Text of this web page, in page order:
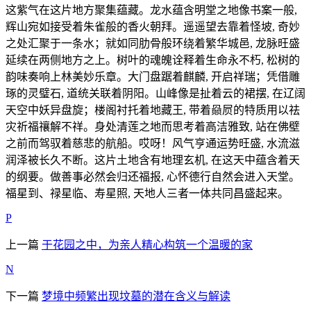
这紫气在这片地方聚集蕴藏。龙水蕴含明堂之地像书案一般,
辉山宛如接受着朱雀般的香火朝拜。遥遥望去靠着怪坡, 奇妙
之处汇聚于一条水；就如同肋骨般环绕着繁华城邑, 龙脉旺盛
延续在两侧地方之上。树叶的魂魄诠释着生命永不朽, 松树的
韵味奏响上林美妙乐章。大门盘踞着麒麟, 开启祥瑞；凭借雕
琢的灵璧石, 道统关联着阴阳。山峰像是扯着云的裙摆, 在辽阔
天空中妖异盘旋；楼阁衬托着地藏王, 带着赑屃的特质用以祛
灾祈福禳解不祥。身处清莲之地而思考着高洁雅致, 站在佛壁
之前而驾驭着慈悲的航船。哎呀！风气亨通运势旺盛, 水流滋
润泽被长久不断。这片土地含有地理玄机, 在这天中蕴含着天
的纲要。做善事必然会归还福报, 心怀德行自然会进入天堂。
福星到、禄星临、寿星照, 天地人三者一体共同昌盛起来。
P
上一篇 于花园之中，为亲人精心构筑一个温暖的家
N
下一篇 梦境中频繁出现坟墓的潜在含义与解读